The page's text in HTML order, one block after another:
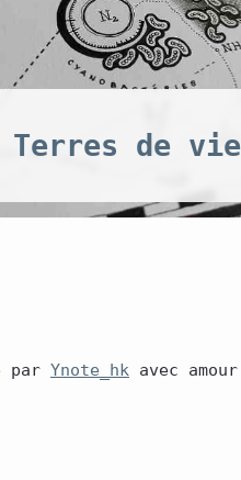
Terres de vie
par Ynote_hk avec